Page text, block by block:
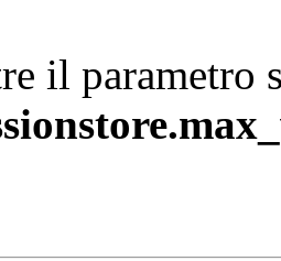
il parametro